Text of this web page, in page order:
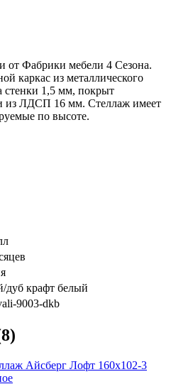
от Фабрики мебели 4 Сезона.
каркас из металлического
1,5 мм, покрыт
из ЛДСП 16 мм. Стеллаж имеет
по высоте.
дуб крафт белый
9003-dkb